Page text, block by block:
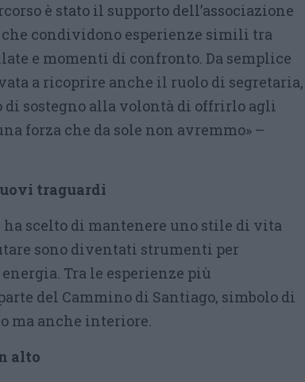
è stato il supporto dell’associazione
che condividono esperienze simili tra
e momenti di confronto. Da semplice
a ricoprire anche il ruolo di segretaria,
di sostegno alla volontà di offrirlo agli
forza che da sole non avremmo» –
traguardi
ha scelto di mantenere uno stile di vita
sono diventati strumenti per
Tra le esperienze più
del Cammino di Santiago, simbolo di
ma anche interiore.
alto